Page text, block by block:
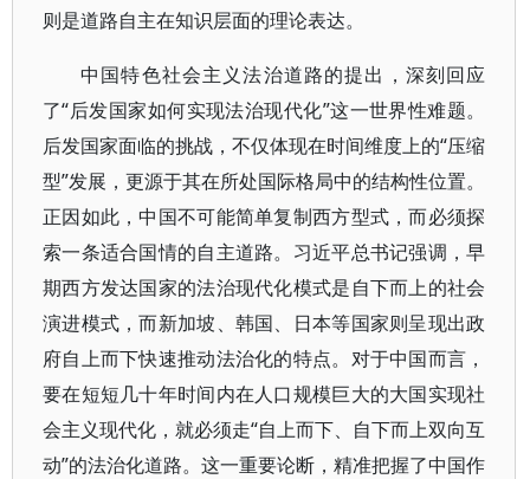
则是道路自主在知识层面的理论表达。
中国特色社会主义法治道路的提出，深刻回应
了“后发国家如何实现法治现代化”这一世界性难题。
后发国家面临的挑战，不仅体现在时间维度上的“压缩
型”发展，更源于其在所处国际格局中的结构性位置。
正因如此，中国不可能简单复制西方型式，而必须探
索一条适合国情的自主道路。习近平总书记强调，早
期西方发达国家的法治现代化模式是自下而上的社会
演进模式，而新加坡、韩国、日本等国家则呈现出政
府自上而下快速推动法治化的特点。对于中国而言，
要在短短几十年时间内在人口规模巨大的大国实现社
会主义现代化，就必须走“自上而下、自下而上双向互
动”的法治化道路。这一重要论断，精准把握了中国作